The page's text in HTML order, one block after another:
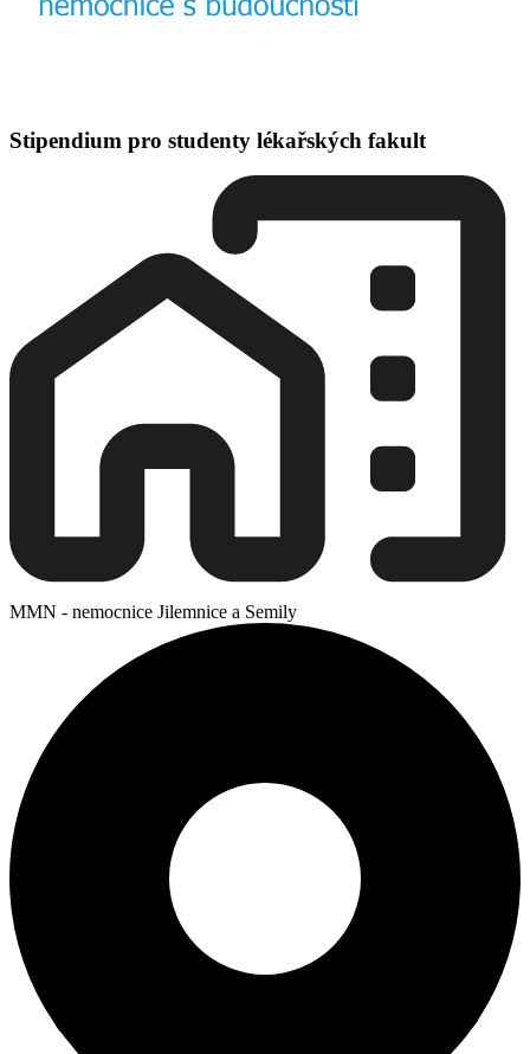
Stipendium pro studenty lékařských fakult
MMN - nemocnice Jilemnice a Semily